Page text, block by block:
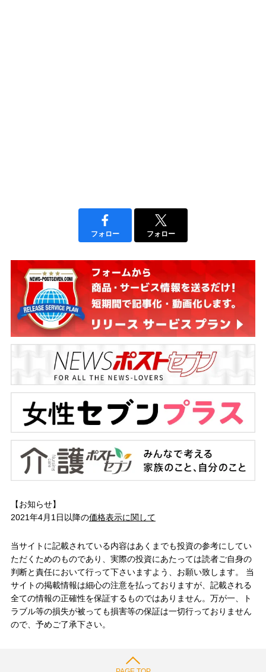
フォロー フォロー
【お知らせ】
2021年4月1日以降の価格表示に関して
当サイトに記載されている内容はあくまでも投資の参考にしてい
ただくためのものであり、実際の投資にあたっては読者ご自身の
判断と責任において行って下さいますよう、お願い致します。 当
サイトの掲載情報は細心の注意を払っておりますが、記載される
全ての情報の正確性を保証するものではありません。万が一、ト
ラブル等の損失が被っても損害等の保証は一切行っておりません
ので、予めご了承下さい。